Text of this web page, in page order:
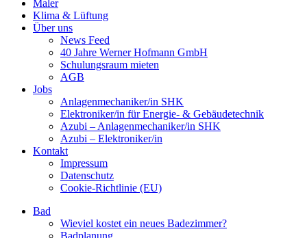
Maler
Klima & Lüftung
Über uns
News Feed
40 Jahre Werner Hofmann GmbH
Schulungsraum mieten
AGB
Jobs
Anlagenmechaniker/in SHK
Elektroniker/in für Energie- & Gebäudetechnik
Azubi – Anlagenmechaniker/in SHK
Azubi – Elektroniker/in
Kontakt
Impressum
Datenschutz
Cookie-Richtlinie (EU)
Bad
Wieviel kostet ein neues Badezimmer?
Badplanung